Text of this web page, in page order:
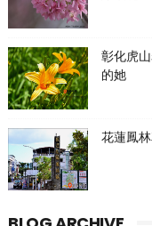
彰化虎
的她
花蓮鳳